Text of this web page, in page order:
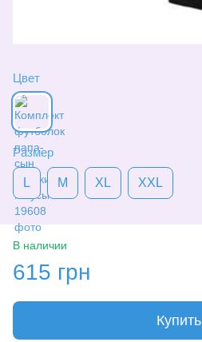
Цвет
Размер
L M XL XXL
В наличии
615 грн
Купить